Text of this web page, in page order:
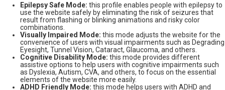
Epilepsy Safe Mode: this profile enables people with epilepsy to
use the website safely by eliminating the risk of seizures that
result from flashing or blinking animations and risky color
combinations.
Visually Impaired Mode: this mode adjusts the website for the
convenience of users with visual impairments such as Degrading
Eyesight, Tunnel Vision, Cataract, Glaucoma, and others.
Cognitive Disability Mode: this mode provides different
assistive options to help users with cognitive impairments such
as Dyslexia, Autism, CVA, and others, to focus on the essential
elements of the website more easily.
ADHD Friendly Mode: this mode helps users with ADHD and